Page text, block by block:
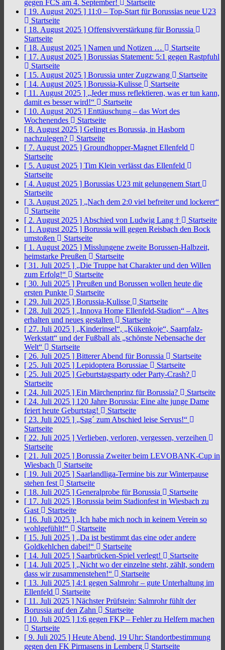
gegen FCS am 4. September!
Startseite
[ 19. August 2025 ] 11:0 – Top-Start für Borussias neue U23
Startseite
[ 18. August 2025 ] Offensivverstärkung für Borussia
Startseite
[ 18. August 2025 ] Namen und Notizen …
Startseite
[ 17. August 2025 ] Borussias Statement: 5:1 gegen Rastpfuhl
Startseite
[ 15. August 2025 ] Borussia unter Zugzwang
Startseite
[ 14. August 2025 ] Borussia-Kulisse
Startseite
[ 11. August 2025 ] „Jeder muss reflektieren, was er tun kann,
damit es besser wird!“
Startseite
[ 10. August 2025 ] Enttäuschung – das Wort des
Wochenendes
Startseite
[ 8. August 2025 ] Gelingt es Borussia, in Hasborn
nachzulegen?
Startseite
[ 7. August 2025 ] Groundhopper-Magnet Ellenfeld
Startseite
[ 5. August 2025 ] Tim Klein verlässt das Ellenfeld
Startseite
[ 4. August 2025 ] Borussias U23 mit gelungenem Start
Startseite
[ 3. August 2025 ] „Nach dem 2:0 viel befreiter und lockerer“
Startseite
[ 2. August 2025 ] Abschied von Ludwig Lang †
Startseite
[ 1. August 2025 ] Borussia will gegen Reisbach den Bock
umstoßen
Startseite
[ 1. August 2025 ] Misslungene zweite Borussen-Halbzeit,
heimstarke Preußen
Startseite
[ 31. Juli 2025 ] „Die Truppe hat Charakter und den Willen
zum Erfolg!“
Startseite
[ 30. Juli 2025 ] Preußen und Borussen wollen heute die
ersten Punkte
Startseite
[ 29. Juli 2025 ] Borussia-Kulisse
Startseite
[ 28. Juli 2025 ] „Innova Home Ellenfeld-Stadion“ – Altes
erhalten und neues gestalten
Startseite
[ 27. Juli 2025 ] „Kinderinsel“, „Kükenkoje“, Saarpfalz-
Werkstatt“ und der Fußball als „schönste Nebensache der
Welt“
Startseite
[ 26. Juli 2025 ] Bitterer Abend für Borussia
Startseite
[ 25. Juli 2025 ] Lepidoptera Borussiae
Startseite
[ 25. Juli 2025 ] Geburtstagsparty oder Party-Crash?
Startseite
[ 24. Juli 2025 ] Ein Märchenprinz für Borussia?
Startseite
[ 24. Juli 2025 ] 120 Jahre Borussia: Eine alte junge Dame
feiert heute Geburtstag!
Startseite
[ 23. Juli 2025 ] „Sag´ zum Abschied leise Servus!“
Startseite
[ 22. Juli 2025 ] Verlieben, verloren, vergessen, verzeihen
Startseite
[ 21. Juli 2025 ] Borussia Zweiter beim LEVOBANK-Cup in
Wiesbach
Startseite
[ 19. Juli 2025 ] Saarlandliga-Termine bis zur Winterpause
stehen fest
Startseite
[ 18. Juli 2025 ] Generalprobe für Borussia
Startseite
[ 17. Juli 2025 ] Borussia beim Stadionfest in Wiesbach zu
Gast
Startseite
[ 16. Juli 2025 ] „Ich habe mich noch in keinem Verein so
wohlgefühlt!“
Startseite
[ 15. Juli 2025 ] „Da ist bestimmt das eine oder andere
Goldkehlchen dabei!“
Startseite
[ 14. Juli 2025 ] Saarbrücken-Spiel verlegt!
Startseite
[ 14. Juli 2025 ] „Nicht wo der einzelne steht, zählt, sondern
dass wir zusammenstehen!“
Startseite
[ 13. Juli 2025 ] 4:1 gegen Salmrohr – gute Unterhaltung im
Ellenfeld
Startseite
[ 11. Juli 2025 ] Nächster Prüfstein: Salmrohr fühlt der
Borussia auf den Zahn
Startseite
[ 10. Juli 2025 ] 1:6 gegen FKP – Fehler zu Helfern machen
Startseite
[ 9. Juli 2025 ] Heute Abend, 19 Uhr: Standortbestimmung
gegen den FK Pirmasens in Lemberg
Startseite